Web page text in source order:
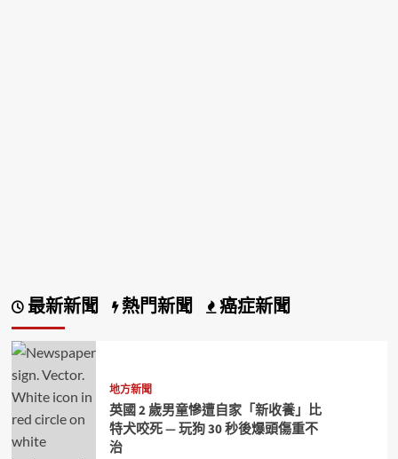
最新新聞 熱門新聞 癌症新聞
地方新聞
英國 2 歲男童慘遭自家「新收養」比
特犬咬死 — 玩狗 30 秒後爆頭傷重不
治